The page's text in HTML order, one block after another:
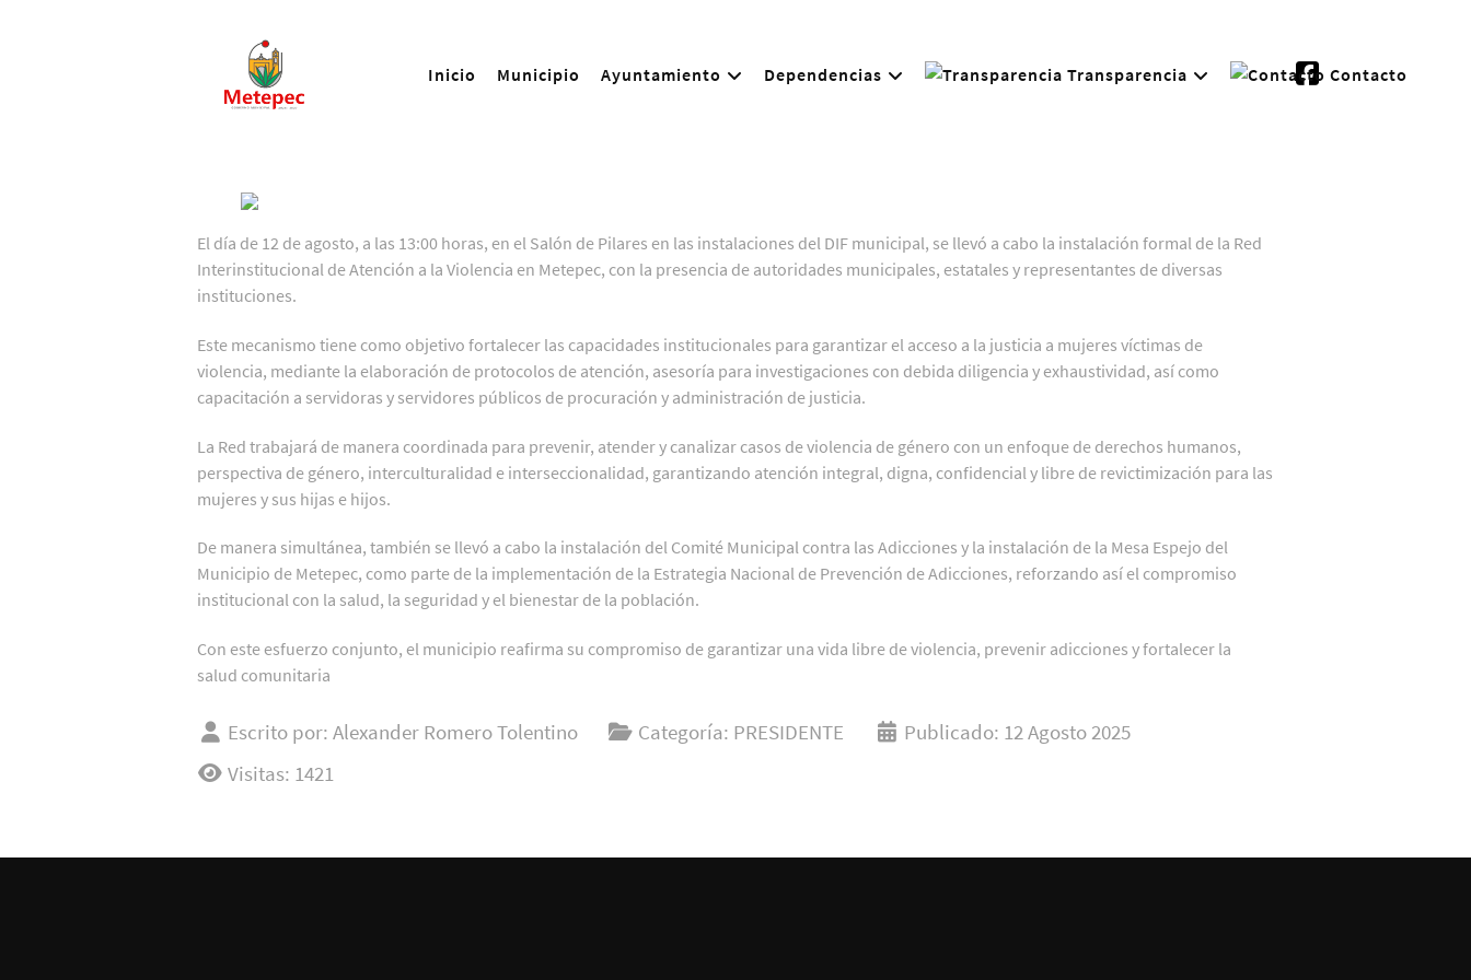
Inicio Municipio Ayuntamiento Dependencias Transparencia Contacto
El día de 12 de agosto, a las 13:00 horas, en el Salón de Pilares en las instalaciones del DIF municipal, se llevó a cabo la instalación formal de la Red
Interinstitucional de Atención a la Violencia en Metepec, con la presencia de autoridades municipales, estatales y representantes de diversas
instituciones.
Este mecanismo tiene como objetivo fortalecer las capacidades institucionales para garantizar el acceso a la justicia a mujeres víctimas de
violencia, mediante la elaboración de protocolos de atención, asesoría para investigaciones con debida diligencia y exhaustividad, así como
capacitación a servidoras y servidores públicos de procuración y administración de justicia.
La Red trabajará de manera coordinada para prevenir, atender y canalizar casos de violencia de género con un enfoque de derechos humanos,
perspectiva de género, interculturalidad e interseccionalidad, garantizando atención integral, digna, confidencial y libre de revictimización para las
mujeres y sus hijas e hijos.
De manera simultánea, también se llevó a cabo la instalación del Comité Municipal contra las Adicciones y la instalación de la Mesa Espejo del
Municipio de Metepec, como parte de la implementación de la Estrategia Nacional de Prevención de Adicciones, reforzando así el compromiso
institucional con la salud, la seguridad y el bienestar de la población.
Con este esfuerzo conjunto, el municipio reafirma su compromiso de garantizar una vida libre de violencia, prevenir adicciones y fortalecer la
salud comunitaria
Escrito por:Alexander Romero Tolentino Categoría: PRESIDENTE
Publicado: 12 Agosto 2025
Visitas: 1421